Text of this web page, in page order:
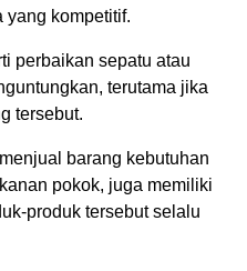
yang kompetitif.
perbaikan sepatu atau
terutama jika
tersebut.
barang kebutuhan
pokok, juga memiliki
produk tersebut selalu